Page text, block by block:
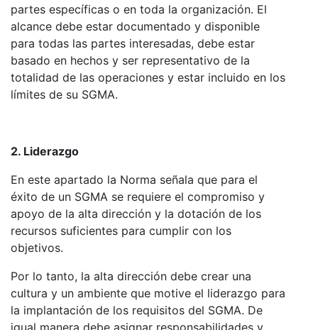
partes específicas o en toda la organización. El
alcance debe estar documentado y disponible
para todas las partes interesadas, debe estar
basado en hechos y ser representativo de la
totalidad de las operaciones y estar incluido en los
límites de su SGMA.
2. Liderazgo
En este apartado la Norma señala que para el
éxito de un SGMA se requiere el compromiso y
apoyo de la alta dirección y la dotación de los
recursos suficientes para cumplir con los
objetivos.
Por lo tanto, la alta dirección debe crear una
cultura y un ambiente que motive el liderazgo para
la implantación de los requisitos del SGMA. De
igual manera debe asignar responsabilidades y